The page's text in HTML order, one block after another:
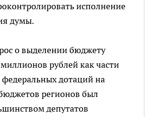
исполнение
думы.
о выделении бюджету
рублей как части
дотаций на
регионов был
депутатов